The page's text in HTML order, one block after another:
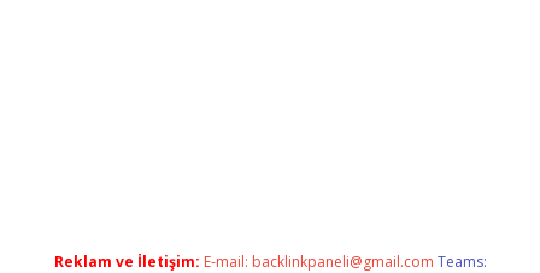
Reklam ve İletişim: E-mail: backlinkpaneli@gmail.com Teams: